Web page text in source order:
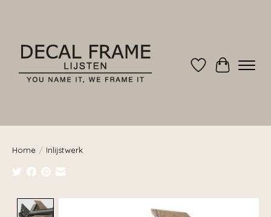
Verlanglijst
Home / Inlijstwerk